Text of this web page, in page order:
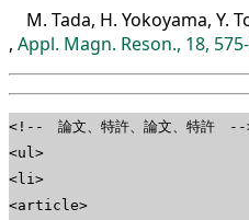
M. Tada, H. Yokoyama, Y.
, Appl. Magn. Reson., 18,
<!-- 論文、特許、論文、特許 --
<ul>
<li>
<article>